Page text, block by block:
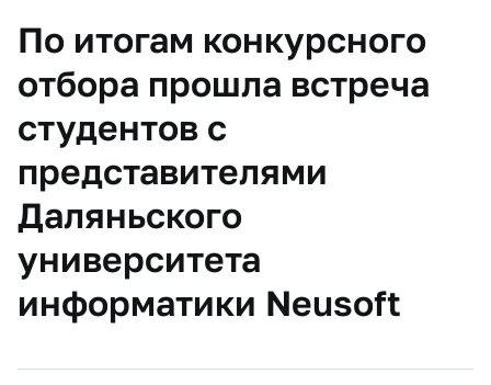
По итогам конкурсного
отбора прошла встреча
студентов с
представителями
Даляньского
университета
информатики Neusoft